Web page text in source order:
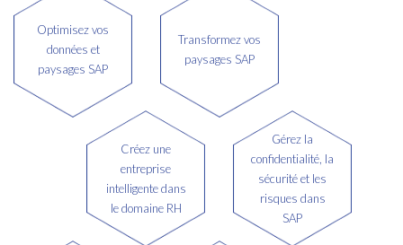
Optimisez vos
données et
paysages SAP
Transformez vos
paysages SAP
Créez une
entreprise
intelligente dans
le domaine RH
Gérez la
confidentialité, la
sécurité et les
risques dans
SAP